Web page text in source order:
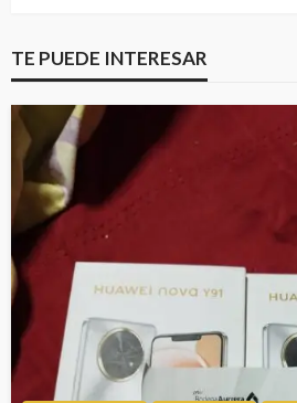
TE PUEDE INTERESAR